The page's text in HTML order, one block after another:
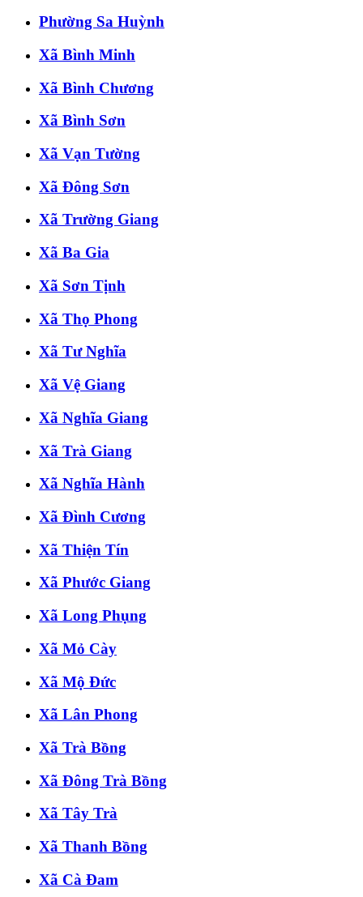
Phường Sa Huỳnh
Xã Bình Minh
Xã Bình Chương
Xã Bình Sơn
Xã Vạn Tường
Xã Đông Sơn
Xã Trường Giang
Xã Ba Gia
Xã Sơn Tịnh
Xã Thọ Phong
Xã Tư Nghĩa
Xã Vệ Giang
Xã Nghĩa Giang
Xã Trà Giang
Xã Nghĩa Hành
Xã Đình Cương
Xã Thiện Tín
Xã Phước Giang
Xã Long Phụng
Xã Mỏ Cày
Xã Mộ Đức
Xã Lân Phong
Xã Trà Bồng
Xã Đông Trà Bồng
Xã Tây Trà
Xã Thanh Bồng
Xã Cà Đam